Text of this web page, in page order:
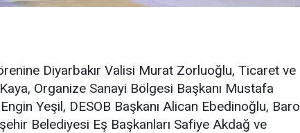
Diyarbakır Valisi Murat Zorluoğlu, Ticaret ve
Organize Sanayi Bölgesi Başkanı Mustafa
Yeşil, DESOB Başkanı Alican Ebedinoğlu, Baro
Belediyesi Eş Başkanları Safiye Akdağ ve